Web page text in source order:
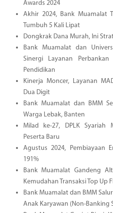
Awards 2024
Akhir 2024, Bank Muamalat
Tumbuh 5 Kali Lipat
Dongkrak Dana Murah, Ini
Bank Muamalat dan
Sinergi Layanan
Pendidikan
Kinerja Moncer, Layanan
Dua Digit
Bank Muamalat dan BMM
Warga Lebak, Banten
Milad ke-27, DPLK Syariah
Peserta Baru
Agustus 2024, Pembiayaan
191%
Bank Muamalat Gandeng
Kemudahan Transaksi Top Up
Bank Muamalat dan BMM
Anak Karyawan (Non-Banking